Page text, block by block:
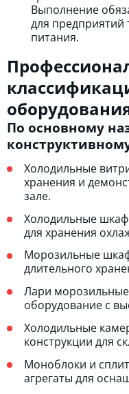
Выполнение
для предприятий
питания.
По основному
Холодильные
хранения и
зале.
Холодильные
для хранения
Морозильные
длительного
Лари
оборудование с
Холодильные
конструкции для
Моноблоки и
агрегаты для